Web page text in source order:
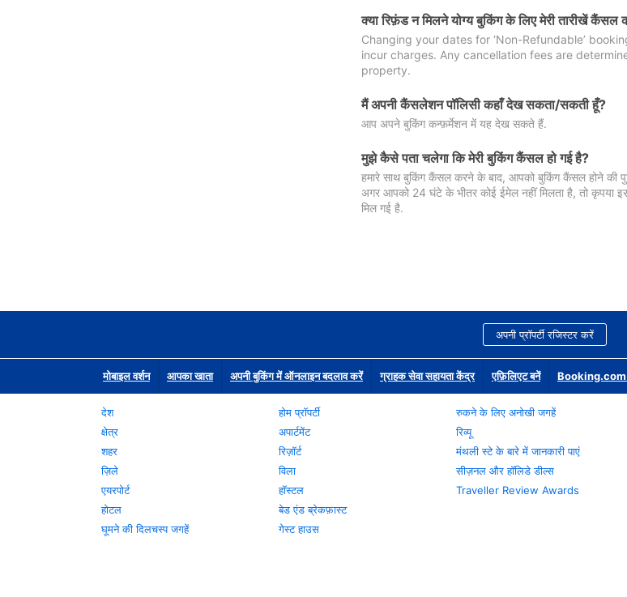
क्या रिफ़ंड न मिलने योग्य बुकिंग के लिए मेरी तारीखें कैंसल
Changing your dates for ‘Non-Refundable’
incur charges. Any cancellation fees are
property.
मैं अपनी कैंसलेशन पॉलिसी कहाँ देख सकता/सकती हूँ?
आप अपने बुकिंग कन्फ़र्मेशन में यह देख सकते हैं.
मुझे कैसे पता चलेगा कि मेरी बुकिंग कैंसल हो गई है?
हमारे साथ बुकिंग कैंसल करने के बाद, आपको बुकिंग कैंसल होने की
अगर आपको 24 घंटे के भीतर कोई ईमेल नहीं मिलता है, तो कृपया
मिल गई है.
अपनी प्रॉपर्टी रजिस्टर करें
मोबाइल वर्शन आपका खाता अपनी बुकिंग में ऑनलाइन बदलाव करें ग्राहक सेवा सहायता केंद्र एफ़िलिएट बनें
देश
क्षेत्र
शहर
ज़िले
एयरपोर्ट
होटल
घूमने की दिलचस्प जगहें
होम प्रॉपर्टी
अपार्टमेंट
रिज़ॉर्ट
विला
हॉस्टल
बेड एंड ब्रेकफ़ास्ट
गेस्ट हाउस
रुकने के लिए अनोखी जगहें
रिव्यू
मंथली स्टे के बारे में जानकारी पाएं
सीज़नल और हॉलिडे डील्स
Traveller Review Awards